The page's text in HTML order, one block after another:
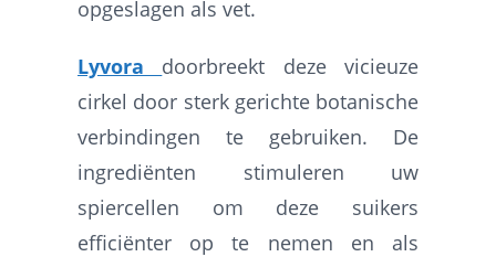
opgeslagen als vet.
Lyvora
doorbreekt deze vicieuze
cirkel door sterk gerichte botanische
verbindingen te gebruiken. De
ingrediënten stimuleren uw
spiercellen om deze suikers
efficiënter op te nemen en als